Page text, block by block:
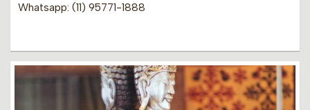
Whatsapp: (11) 95771-1888